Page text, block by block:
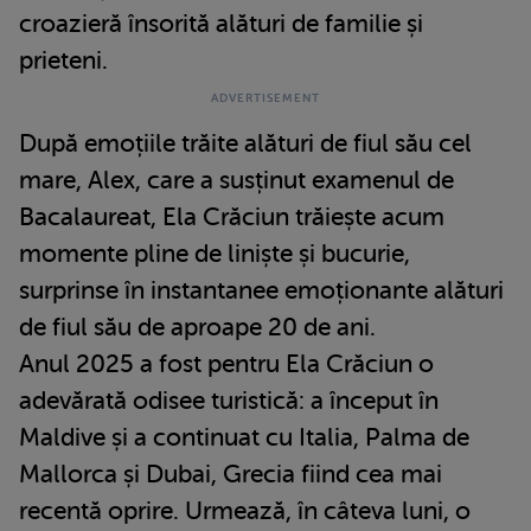
croazieră însorită alături de familie și
prieteni.
După emoțiile trăite alături de fiul său cel
mare, Alex, care a susținut examenul de
Bacalaureat, Ela Crăciun trăiește acum
momente pline de liniște și bucurie,
surprinse în instantanee emoționante alături
de fiul său de aproape 20 de ani.
Anul 2025 a fost pentru Ela Crăciun o
adevărată odisee turistică: a început în
Maldive și a continuat cu Italia, Palma de
Mallorca și Dubai, Grecia fiind cea mai
recentă oprire. Urmează, în câteva luni, o